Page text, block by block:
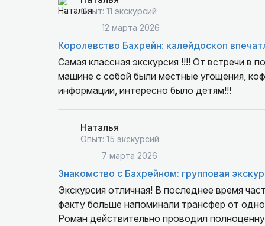
Опыт: 11 экскурсий
12 марта 2026
Королевство Бахрейн: калейдоскоп
Самая классная экскурсия !!!! От встречи в
машине с собой были местные угощения,
информации, интересно было детям!!!
Наталья
Опыт: 15 экскурсий
7 марта 2026
Знакомство с Бахрейном: групповая
Экскурсия отличная! В последнее время
факту больше напоминали трансфер от
Роман действительно проводил